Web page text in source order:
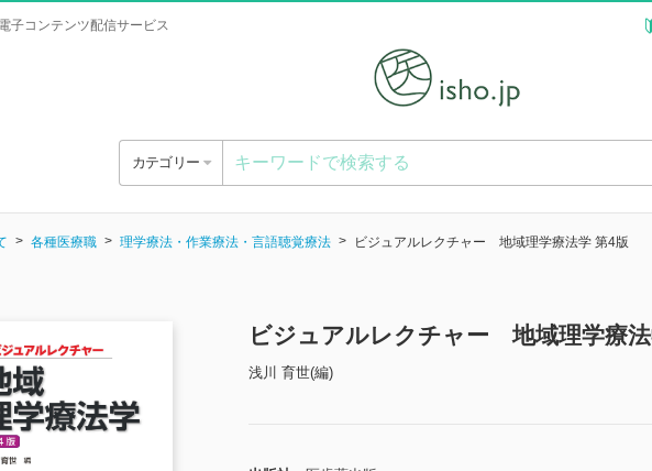
子コンテンツ配信サービス
カテゴリー
各種医療職 理学療法・作業療法・言語聴覚療法 ビジュアルレクチャー 地域理学療法学 第4版
ビジュアルレクチャー 地域理学療法
浅川 育世(編)